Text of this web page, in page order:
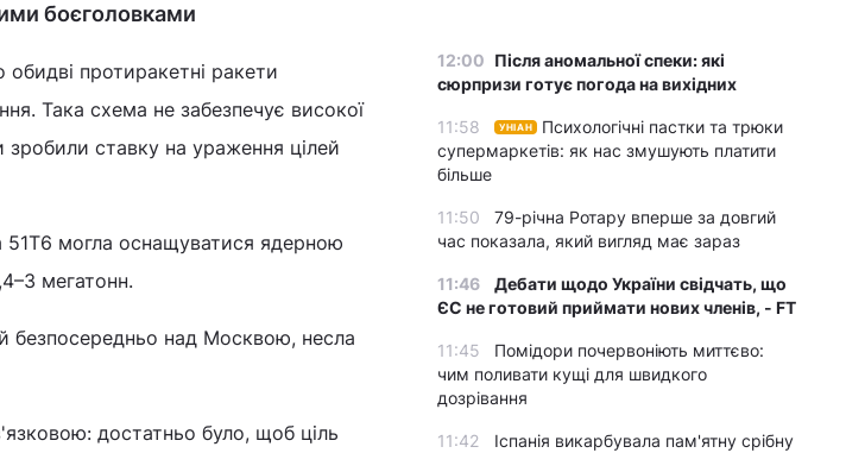
боєголовками
протиракетні ракети
Така схема не забезпечує високої
зробили ставку на ураження цілей
могла оснащуватися ядерною
мегатонн.
безпосередньо над Москвою, несла
достатньо було, щоб ціль
12:00 Після аномальної спеки: які
сюрпризи готує погода на вихідних
11:58 УНІАН
Психологічні пастки та трюки
супермаркетів: як нас змушують платити
більше
11:50
79-річна Ротару вперше за довгий
час показала, який вигляд має зараз
11:46
Дебати щодо України свідчать, що
ЄС не готовий приймати нових членів, - FT
11:45
Помідори почервоніють миттєво:
чим поливати кущі для швидкого
дозрівання
11:42
Іспанія викарбувала пам'ятну срібну